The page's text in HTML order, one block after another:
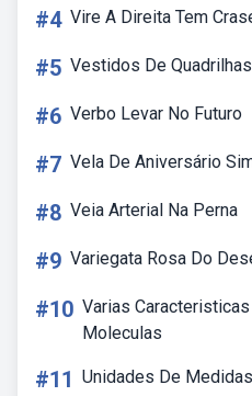
#4 Vire A Direita Tem
#5 Vestidos De
#6 Verbo Levar No Futuro
#7 Vela De Aniversário
#8 Veia Arterial Na Perna
#9 Variegata Rosa Do
#10 Varias
Moleculas
#11 Unidades De